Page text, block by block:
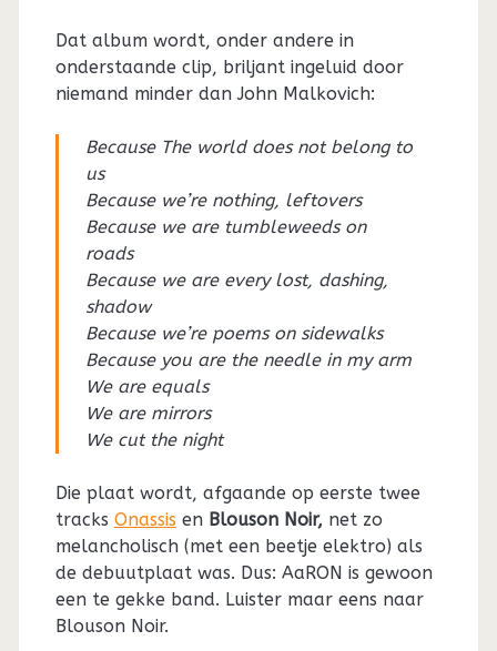
Dat album wordt, onder andere in
onderstaande clip, briljant ingeluid door
niemand minder dan John Malkovich:
Because The world does not belong to
us
Because we’re nothing, leftovers
Because we are tumbleweeds on
roads
Because we are every lost, dashing,
shadow
Because we’re poems on sidewalks
Because you are the needle in my arm
We are equals
We are mirrors
We cut the night
Die plaat wordt, afgaande op eerste twee
tracks Onassis en Blouson Noir, net zo
melancholisch (met een beetje elektro) als
de debuutplaat was. Dus: AaRON is gewoon
een te gekke band. Luister maar eens naar
Blouson Noir.